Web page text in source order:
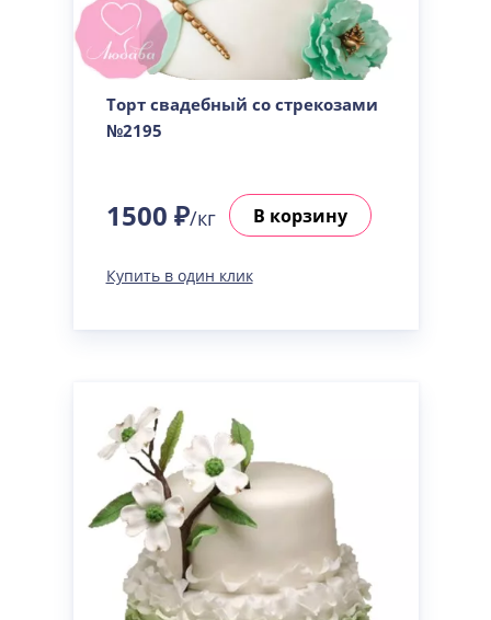
Торт свадебный со стрекозами
№2195
1500 ₽/кг В корзину
Купить в один клик